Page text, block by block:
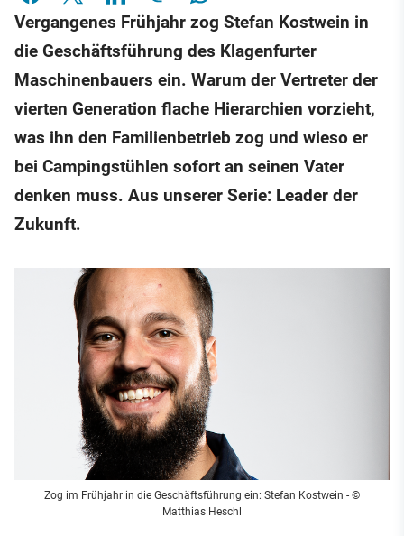
Vergangenes Frühjahr zog Stefan Kostwein in
die Geschäftsführung des Klagenfurter
Maschinenbauers ein. Warum der Vertreter der
vierten Generation flache Hierarchien vorzieht,
was ihn den Familienbetrieb zog und wieso er
bei Campingstühlen sofort an seinen Vater
denken muss. Aus unserer Serie: Leader der
Zukunft.
Zog im Frühjahr in die Geschäftsführung ein: Stefan Kostwein - ©
Matthias Heschl